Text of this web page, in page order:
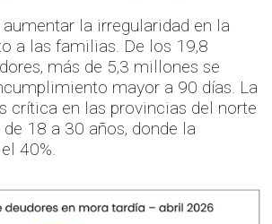
la irregularidad en la
a las familias. De los 19,8
más de 5,3 millones se
mayor a 90 días. La
crítica en las provincias del norte
18 a 30 años, donde la
40%.